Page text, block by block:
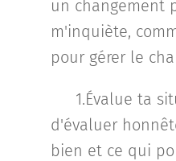
un changement
m'inquiète,
pour gérer le
❎ 1.Évalue ta
d'évaluer
bien et ce qui